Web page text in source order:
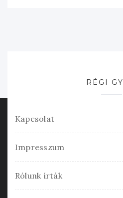
RÉGI
Kapcsolat
Impresszum
Rólunk írták